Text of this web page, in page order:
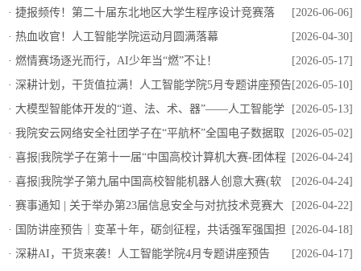
中斩获国奖！
[2026-06-06]
· 捷报频传！第二十届东北地区大学生程序设计竞赛落
幕，我院学子摘银创佳绩！
[2026-04-30]
· 热血收官！人工智能学院运动月圆满落幕
[2026-05-17]
· 燃情赛场逐光而行，AI少年当“燃”不让！
[2026-05-10]
· 深耕计划，干货值拉满！人工智能学院5月专题讲座预告
[2026-05-13]
· 大模型智能体开发的“道、法、术、器”——人工智能学
院“深耕计划”大模型智能体开发入门专题讲座顺利开展
[2026-05-02]
· ​我院安云网络安全社团学子在“平航杯”全国电子数据取
证竞赛中荣获佳绩！
[2026-04-24]
· ​喜报|我院学子在第十一届“中国高校计算机大赛-团体程
序设计天梯赛”中斩获佳绩！
[2026-04-24]
· ​喜报|我院学子第九届中国高校智能机器人创意大赛(软
件系统安全赛道)东北区域选拔赛中斩获佳绩！
[2026-04-22]
· 赛事通知 | 关于举办第23届信息安全与对抗技术竞赛大
连东软信息学院校赛的通知
[2026-04-18]
· 国防讲座预告｜变革十年，砺剑征程，共话强军强国担
当！
[2026-04-17]
· 深耕AI，干货来袭！人工智能学院4月专题讲座预告